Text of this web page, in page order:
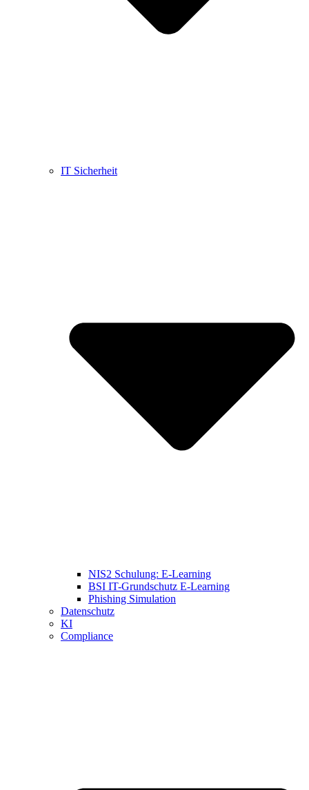
IT Sicherheit
NIS2 Schulung: E-Learning
BSI IT-Grundschutz E-Learning
Phishing Simulation
Datenschutz
KI
Compliance